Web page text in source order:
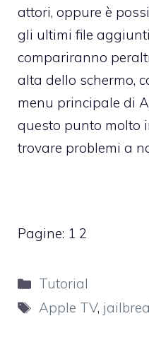
attori, oppure è
gli ultimi file
compariranno
alta dello schermo,
menu principale di
questo punto molto
trovare problemi a
Pagine: 1 2
Categorie
Tutorial
Tag
Apple TV,